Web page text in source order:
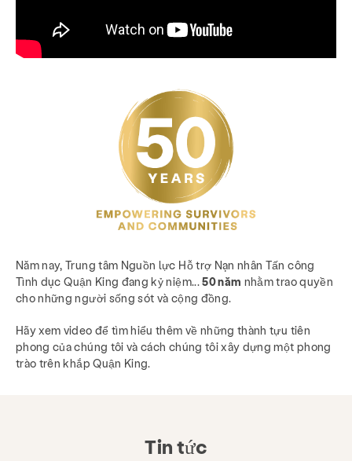
Năm nay, Trung tâm Nguồn lực Hỗ trợ Nạn nhân Tấn công
Tình dục Quận King đang kỷ niệm...50 năm nhằm trao quyền
cho những người sống sót và cộng đồng.
Hãy xem video để tìm hiểu thêm về những thành tựu tiên
phong của chúng tôi và cách chúng tôi xây dựng một phong
trào trên khắp Quận King.
Tin tức